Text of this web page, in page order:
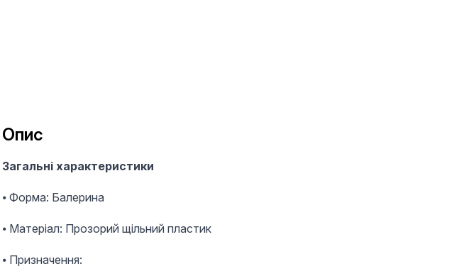
Опис
Загальні характеристики
⦁ Форма: Балерина
⦁ Матеріал: Прозорий щільний пластик
⦁ Призначення: